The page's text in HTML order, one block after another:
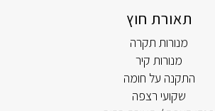
תאורת חוץ
מנורות תקרה
מנורות קיר
התקנה על חומה
שקועי רצפה